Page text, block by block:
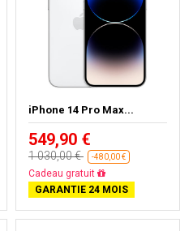
iPhone 14 Pro Max...
549,90 €
1 030,00 € -480,00 €
Cadeau gratuit
GARANTIE 24 MOIS